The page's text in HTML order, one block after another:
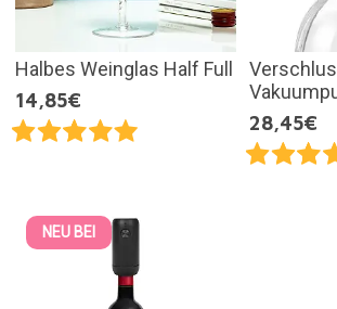
Halbes Weinglas Half Full
14,85€
28,45€
NEU BEI